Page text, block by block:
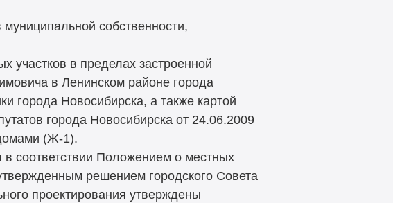
собственности,
участков в пределах застроенной
в Ленинском районе города
города Новосибирска, а также картой
города Новосибирска от 24.06.2009
(Ж-1).
соответствии Положением о местных
решением городского Совета
проектирования утверждены